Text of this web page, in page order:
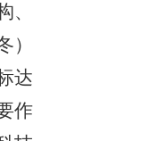
、
）
达
作